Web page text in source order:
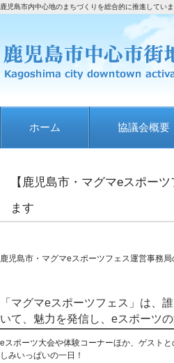
鹿児島市内中心地のまちづくりを総合的に推進してい
ホーム 協議会概要
【鹿児島市・マグマeスポー
ます
鹿児島市・マグマeスポーツフェス運営事務
「マグマeスポーツフェス」は、
いて、魅力を発信し、eスポーツ
eスポーツ大会や体験コーナーほか、ゲスト
しみいっぱいの一日！